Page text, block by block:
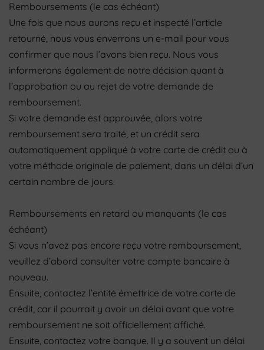
Remboursements (le cas échéant)
Une fois que nous aurons reçu et inspecté l’article
retourné, nous vous enverrons un e-mail pour vous
confirmer que nous l’avons bien reçu. Nous vous
informerons également de notre décision quant à
l’approbation ou au rejet de votre demande de
remboursement.
Si votre demande est approuvée, alors votre
remboursement sera traité, et un crédit sera
automatiquement appliqué à votre carte de crédit ou à
votre méthode originale de paiement, dans un délai d’un
certain nombre de jours.
Remboursements en retard ou manquants (le cas
échéant)
Si vous n’avez pas encore reçu votre remboursement,
veuillez d’abord consulter votre compte bancaire à
nouveau.
Ensuite, contactez l’entité émettrice de votre carte de
crédit, car il pourrait y avoir un délai avant que votre
remboursement ne soit officiellement affiché.
Ensuite, contactez votre banque. Il y a souvent un délai